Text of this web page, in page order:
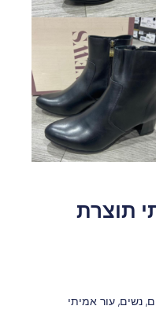
תוצרת
, נשים, עור אמיתי